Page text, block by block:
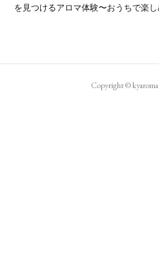
を見つけるアロマ体験〜おうちで楽
Copyright ©